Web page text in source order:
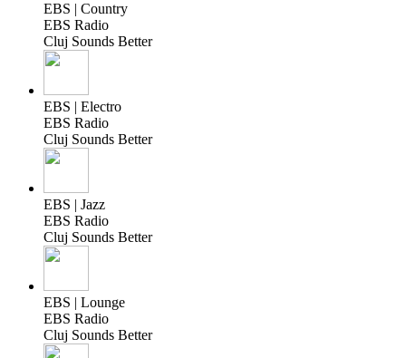
EBS | Country
EBS Radio
Cluj Sounds Better
EBS | Electro
EBS Radio
Cluj Sounds Better
EBS | Jazz
EBS Radio
Cluj Sounds Better
EBS | Lounge
EBS Radio
Cluj Sounds Better